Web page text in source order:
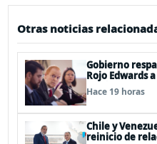
Otras noticias
Gobierno
Rojo Edwards
Unión
Hace 19 horas
Chile y
reinicio de